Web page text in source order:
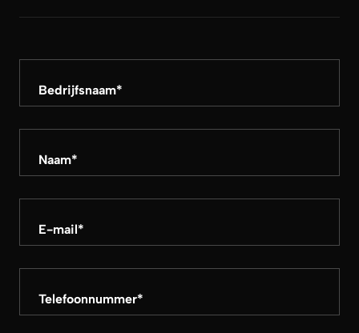
Bedrijfsnaam*
Naam*
E-mail*
Telefoonnummer*